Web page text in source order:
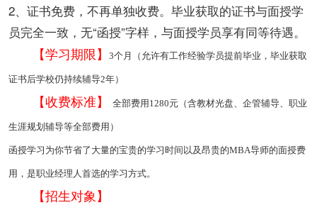
2、证书免费，不再单独收费。毕业获取的证书与面授学
员完全一致，无“函授”字样，与面授学员享有同等待遇。
【学习期限】 3个月（允许有工作经验学员提前毕业，毕业获取
证书后学校仍持续辅导2年）
【收费标准】 全部费用1280元（含教材光盘、企管辅导、职业
生涯规划辅导等全部费用）
函授学习为你节省了大量的宝贵的学习时间以及昂贵的MBA导师的面授费
用，是职业经理人首选的学习方式。
【招生对象】